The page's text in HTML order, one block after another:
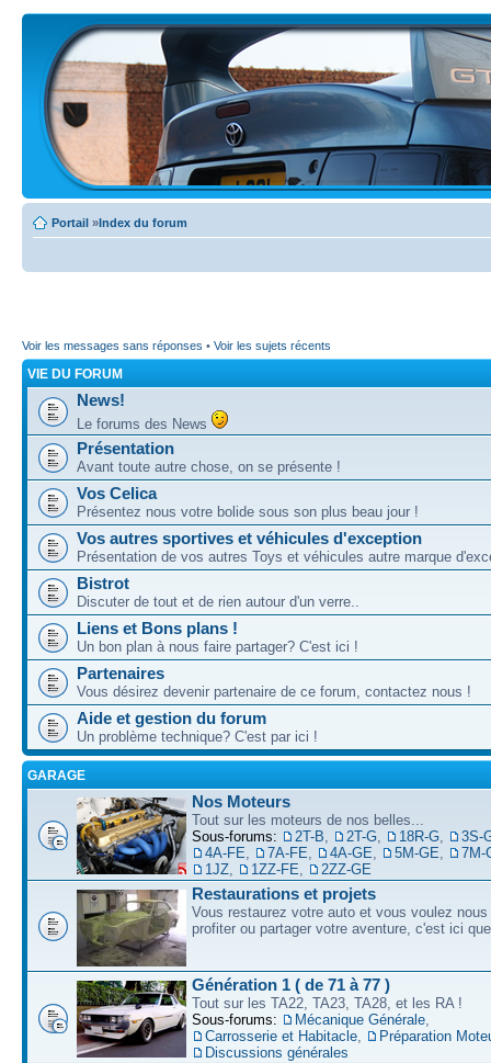
Portail »Index du forum
Voir les messages sans réponses • Voir les sujets récents
VIE DU FORUM
News!
Le forums des News
Présentation
Avant toute autre chose, on se présente !
Vos Celica
Présentez nous votre bolide sous son plus beau jour !
Vos autres sportives et véhicules d'exception
Présentation de vos autres Toys et véhicules autre marque
Bistrot
Discuter de tout et de rien autour d'un verre..
Liens et Bons plans !
Un bon plan à nous faire partager? C'est ici !
Partenaires
Vous désirez devenir partenaire de ce forum, contactez nous !
Aide et gestion du forum
Un problème technique? C'est par ici !
GARAGE
Nos Moteurs
Tout sur les moteurs de nos belles...
Sous-forums:
2T-B 2T-G 18R-G
3S-
4A-FE
7A-FE 4A-GE 5M-GE
7M-
1JZ
1ZZ-FE 2ZZ-GE
Restaurations et projets
Vous restaurez votre auto et vous voulez nous
profiter ou partager votre aventure, c'est ici
Génération 1 ( de 71 à 77 )
Tout sur les TA22, TA23, TA28, et les RA !
Sous-forums:
Mécanique Générale
Carrosserie et Habitacle
Préparation
Discussions générales